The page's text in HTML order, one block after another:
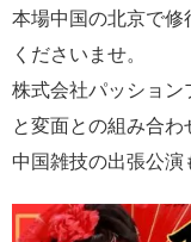
本場中国の北京で修
くださいませ。
株式会社パッション
と変面との組み合わ
中国雑技の出張公演